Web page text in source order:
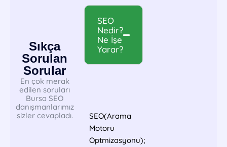
Sıkça
Sorulan
Sorular
En çok merak
edilen soruları
Bursa SEO
danışmanlarımız
sizler cevapladı.
SEO
Nedir?
Ne İşe
Yarar?
SEO(Arama
Motoru
Optmizasyonu);